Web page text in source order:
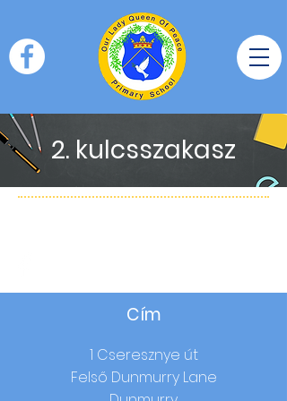
2. kulcsszakasz
Cím
1 Cseresznye út
Felső Dunmurry Lane